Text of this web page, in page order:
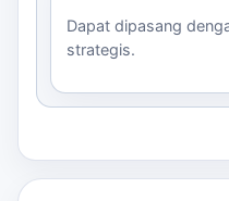
Dapat dipasang
strategis.